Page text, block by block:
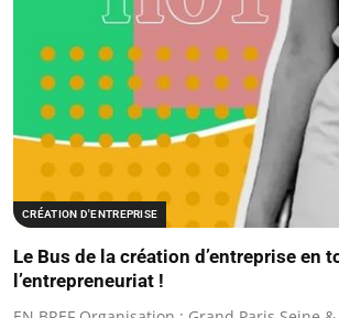
CRÉATION D'ENTREPRISE
Le Bus de la création d’entreprise en
l’entrepreneuriat !